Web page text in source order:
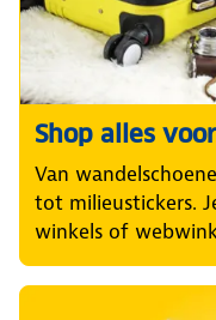
Shop alles
Van
tot milieustickers.
winkels of